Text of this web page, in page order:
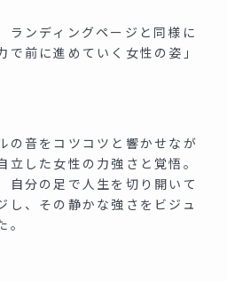
ランディングページと同様に
で前に進めていく女性の姿」
の音をコツコツと響かせなが
立した女性の力強さと覚悟。
自分の足で人生を切り開いて
し、その静かな強さをビジュ